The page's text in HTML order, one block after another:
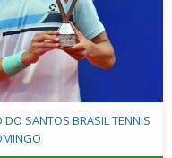
DO SANTOS BRASIL TENNIS